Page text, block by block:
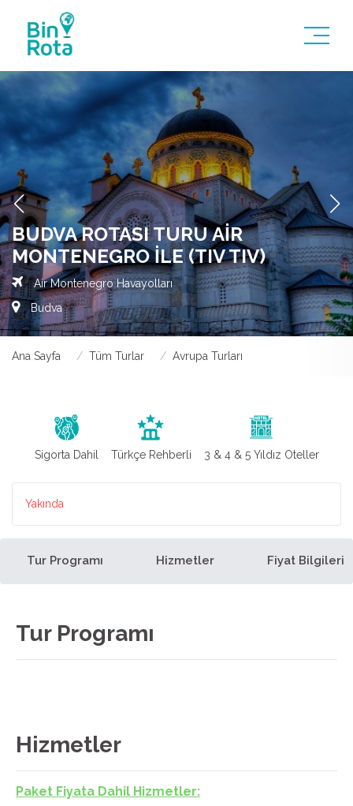
BUDVA ROTASI TURU AIR
MONTENEGRO İLE (TIV TIV)
Air Montenegro Havayolları
Budva
Ana Sayfa Tüm Turlar Avrupa Turları
Sigorta Dahil Türkçe Rehberli 3 & 4 & 5 Yıldız Oteller
Yakında
Tur Programı Hizmetler Fiyat Bilgileri
Tur Programı
Hizmetler
Paket Fiyata Dahil Hizmetler: